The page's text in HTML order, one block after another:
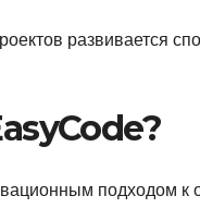
развивается
подходом к